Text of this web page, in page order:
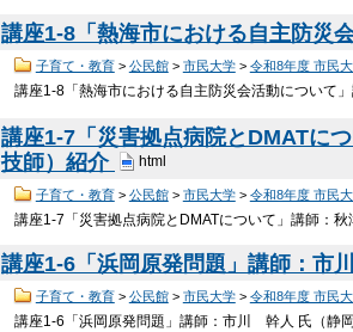
講座1-8「熱海市における自主防災
子育て・教育> 公民館> 市民大学> 令和8年度 市民
講座1-8「熱海市における自主防災会活動につい
講座1-7「災害拠点病院とDMAT
技師）紹介
html
子育て・教育> 公民館> 市民大学> 令和8年度 市民
講座1-7「災害拠点病院とDMATについて」講師
講座1-6「浜岡原発問題」講師：
子育て・教育> 公民館> 市民大学> 令和8年度 市民
講座1-6「浜岡原発問題」講師：市川 幹人 氏（